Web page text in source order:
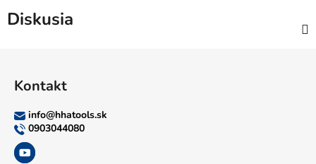
Diskusia
Kontakt
info@hhatools.sk
0903044080